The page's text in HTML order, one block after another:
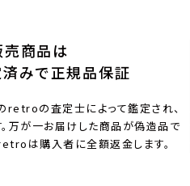
売商品は
みで正規品保証
retroの査定士によって鑑定され、
万が一お届けした商品が偽造品で
は購入者に全額返金します。